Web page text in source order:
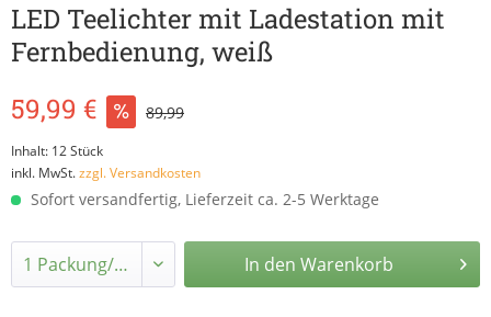
LED Teelichter mit Ladestation mit
Fernbedienung, weiß
59,99 €
89,99
Inhalt: 12 Stück
inkl. MwSt.zzgl. Versandkosten
Sofort versandfertig, Lieferzeit ca. 2-5 Werktage
In denWarenkorb